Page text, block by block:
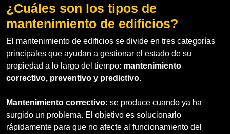
¿Cuáles son los tipos de
mantenimiento de edificios?
El mantenimiento de edificios se divide en tres categorías
principales que ayudan a gestionar el estado de su
propiedad a lo largo del tiempo: mantenimiento
correctivo, preventivo y predictivo.
Mantenimiento correctivo: se produce cuando ya ha
surgido un problema. El objetivo es solucionarlo
rápidamente para que no afecte al funcionamiento del